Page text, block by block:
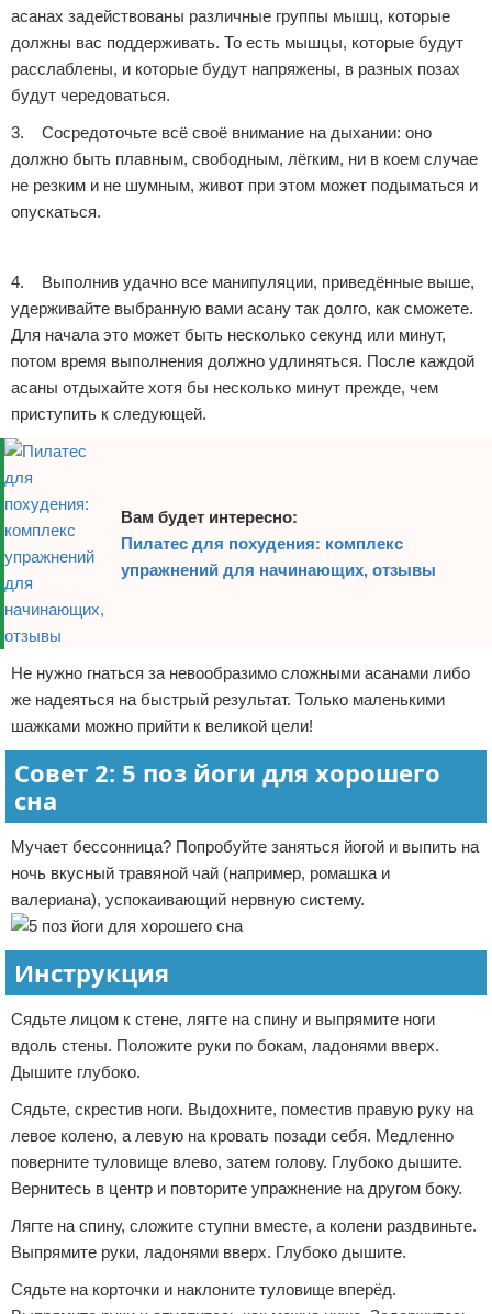
асанах задействованы различные группы мышц, которые
должны вас поддерживать. То есть мышцы, которые будут
расслаблены, и которые будут напряжены, в разных позах
будут чередоваться.
3. Сосредоточьте всё своё внимание на дыхании: оно
должно быть плавным, свободным, лёгким, ни в коем случае
не резким и не шумным, живот при этом может подыматься и
опускаться.
4. Выполнив удачно все манипуляции, приведённые выше,
удерживайте выбранную вами асану так долго, как сможете.
Для начала это может быть несколько секунд или минут,
потом время выполнения должно удлиняться. После каждой
асаны отдыхайте хотя бы несколько минут прежде, чем
приступить к следующей.
Вам будет интересно:
Пилатес для похудения: комплекс
упражнений для начинающих, отзывы
Не нужно гнаться за невообразимо сложными асанами либо
же надеяться на быстрый результат. Только маленькими
шажками можно прийти к великой цели!
Совет 2: 5 поз йоги для хорошего
сна
Мучает бессонница? Попробуйте заняться йогой и выпить на
ночь вкусный травяной чай (например, ромашка и
валериана), успокаивающий нервную систему.
Инструкция
Сядьте лицом к стене, лягте на спину и выпрямите ноги
вдоль стены. Положите руки по бокам, ладонями вверх.
Дышите глубоко.
Сядьте, скрестив ноги. Выдохните, поместив правую руку на
левое колено, а левую на кровать позади себя. Медленно
поверните туловище влево, затем голову. Глубоко дышите.
Вернитесь в центр и повторите упражнение на другом боку.
Лягте на спину, сложите ступни вместе, а колени раздвиньте.
Выпрямите руки, ладонями вверх. Глубоко дышите.
Сядьте на корточки и наклоните туловище вперёд.